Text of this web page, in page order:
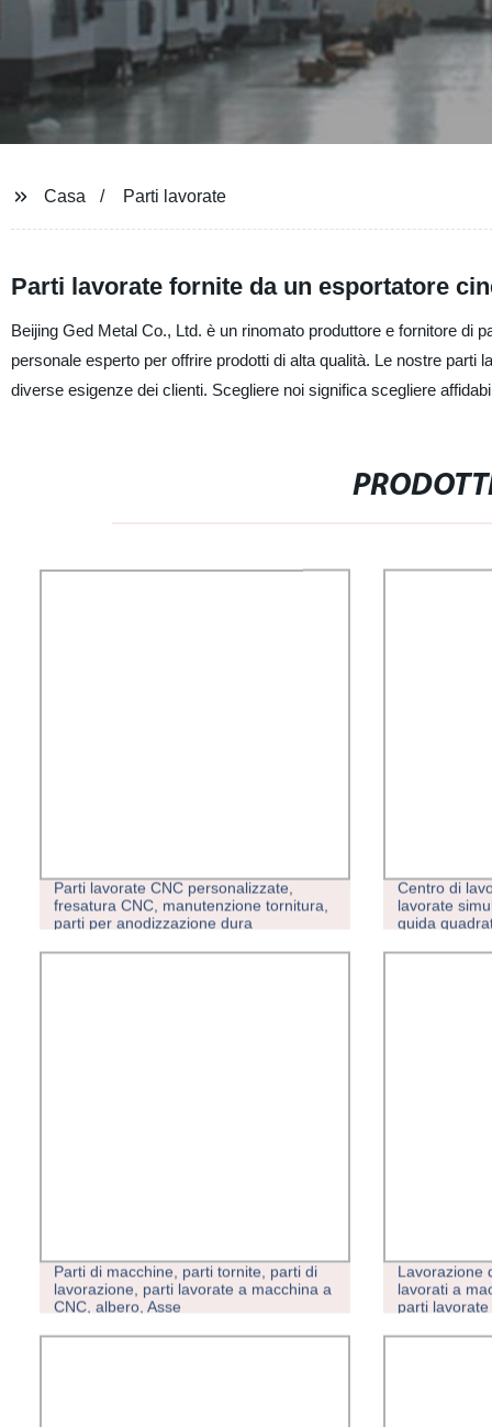
Casa Parti lavorate
Parti lavorate fornite da un esportatore
Beijing Ged Metal Co., Ltd. è un rinomato produttore e fornitore di
personale esperto per offrire prodotti di alta qualità. Le nostre
diverse esigenze dei clienti. Scegliere noi significa scegliere
Parti lavorate CNC personalizzate,
fresatura CNC, manutenzione tornitura,
parti per anodizzazione dura
Centro di
lavorate
guida
taglio/
Parti di macchine, parti tornite, parti di
lavorazione, parti lavorate a macchina a
CNC, albero, Asse
Lavorazione
lavorati a
parti